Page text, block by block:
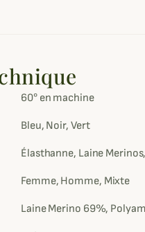
60° en machine
Bleu, Noir, Vert
Élasthanne, Laine
Femme, Homme, Mixte
Laine Merino 69%,